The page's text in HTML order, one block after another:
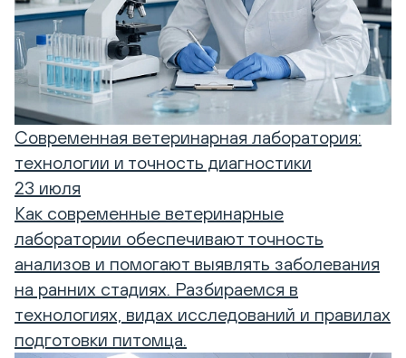
Современная ветеринарная лаборатория:
технологии и точность диагностики
23 июля
Как современные ветеринарные
лаборатории обеспечивают точность
анализов и помогают выявлять заболевания
на ранних стадиях. Разбираемся в
технологиях, видах исследований и правилах
подготовки питомца.